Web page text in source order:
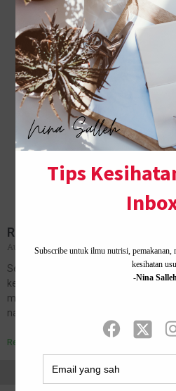
Resepi Nasi Ayam Sedap dan
August 18, 2021
No Comments
Semalam anak-anak makan nasi
kedai. Nampak berselera betul,
mereka makan bertiga. Kebetulan
nasi ayam pun…
Read More »
Home · About Me